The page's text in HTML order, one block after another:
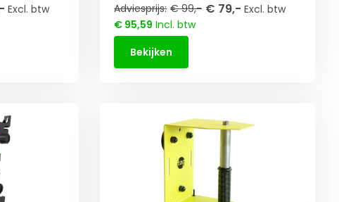
Excl. btw
Adviesprijs: € 99,- € 79,-Excl. btw
€ 95,59 Incl. btw
Bekijken